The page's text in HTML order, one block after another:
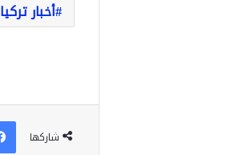
أخبار تركيا
شاركها